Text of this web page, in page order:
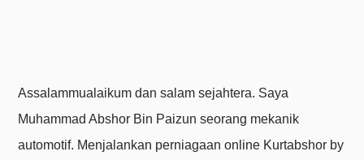
Assalammualaikum dan salam sejahtera. Saya
Muhammad Abshor Bin Paizun seorang mekanik
automotif. Menjalankan perniagaan online Kurtabshor by